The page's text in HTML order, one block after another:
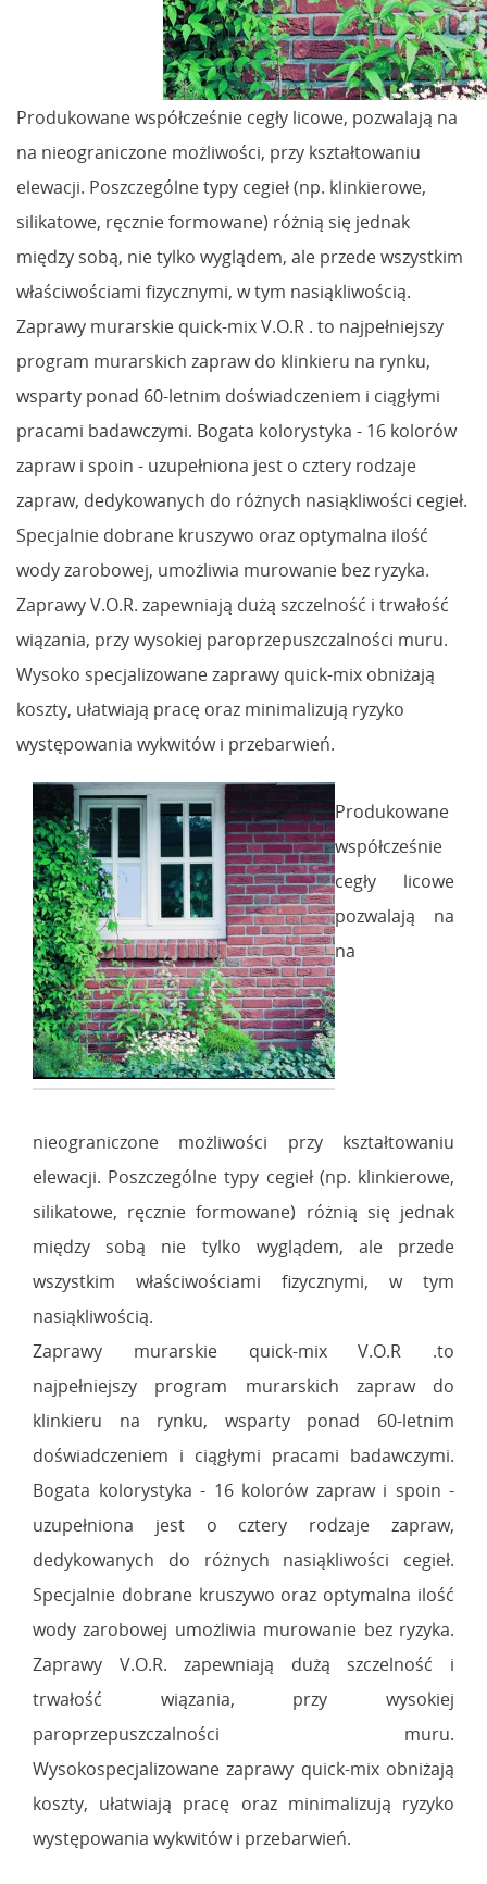
Produkowane współcześnie cegły licowe, pozwalają na
na nieograniczone możliwości, przy kształtowaniu
elewacji. Poszczególne typy cegieł (np. klinkierowe,
silikatowe, ręcznie formowane) różnią się jednak
między sobą, nie tylko wyglądem, ale przede wszystkim
właściwościami fizycznymi, w tym nasiąkliwością.
Zaprawy murarskie quick-mix V.O.R . to najpełniejszy
program murarskich zapraw do klinkieru na rynku,
wsparty ponad 60-letnim doświadczeniem i ciągłymi
pracami badawczymi. Bogata kolorystyka - 16 kolorów
zapraw i spoin - uzupełniona jest o cztery rodzaje
zapraw, dedykowanych do różnych nasiąkliwości cegieł.
Specjalnie dobrane kruszywo oraz optymalna ilość
wody zarobowej, umożliwia murowanie bez ryzyka.
Zaprawy V.O.R. zapewniają dużą szczelność i trwałość
wiązania, przy wysokiej paroprzepuszczalności muru.
Wysoko specjalizowane zaprawy quick-mix obniżają
koszty, ułatwiają pracę oraz minimalizują ryzyko
występowania wykwitów i przebarwień.
Produkowane
współcześnie
cegły licowe
pozwalają na
na
nieograniczone możliwości przy kształtowaniu
elewacji. Poszczególne typy cegieł (np. klinkierowe,
silikatowe, ręcznie formowane) różnią się jednak
między sobą nie tylko wyglądem, ale przede
wszystkim właściwościami fizycznymi, w tym
nasiąkliwością.
Zaprawy murarskie quick-mix V.O.R .to
najpełniejszy program murarskich zapraw do
klinkieru na rynku, wsparty ponad 60-letnim
doświadczeniem i ciągłymi pracami badawczymi.
Bogata kolorystyka - 16 kolorów zapraw i spoin -
uzupełniona jest o cztery rodzaje zapraw,
dedykowanych do różnych nasiąkliwości cegieł.
Specjalnie dobrane kruszywo oraz optymalna ilość
wody zarobowej umożliwia murowanie bez ryzyka.
Zaprawy V.O.R. zapewniają dużą szczelność i
trwałość wiązania, przy wysokiej
paroprzepuszczalności muru.
Wysokospecjalizowane zaprawy quick-mix obniżają
koszty, ułatwiają pracę oraz minimalizują ryzyko
występowania wykwitów i przebarwień.